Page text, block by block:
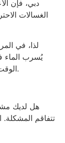
دبي، فإن
الغسالات
لذا، في
يُسرب الماء
الوقت والمال، وربما حتى خطط عطلة نهاية الأسبوع.
هل لديك
تتفاقم